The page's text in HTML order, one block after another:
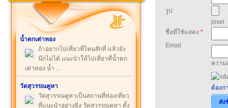
น้ำตกเต่าทอง
ถ้าอยากไปเที่ยวที่ไหนสักที่ แล้วยัง
นึกไม่ได้ แนะนำให้ไปเที่ยวที่น้ำตก
เต่าทอง น้ำ ...
วัดสุวรรณคูหา
วัดสุวรรณคูหาเป็นสถานที่ท่องเที่ยว
ที่แนะนำอย่างยิ่ง วัดสุวรรณคูหา ตั้ง
รูป
pixel
ชื่อที่ใช้แสดง *
Email
ความ
ต้องก
ส่ง